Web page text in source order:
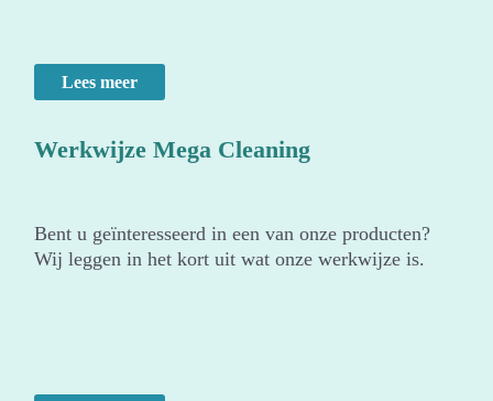
Lees meer
Werkwijze Mega Cleaning
Bent u geïnteresseerd in een van onze producten?
Wij leggen in het kort uit wat onze werkwijze is.